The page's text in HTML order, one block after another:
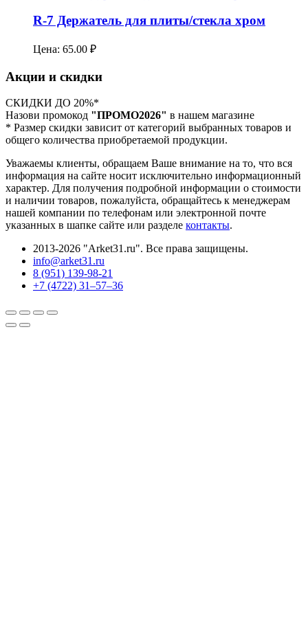
R-7 Держатель для плиты/стекла хром
Цена: 65.00 ₽
Акции и скидки
СКИДКИ ДО 20%*
Назови промокод "ПРОМО2026" в нашем магазине
* Размер скидки зависит от категорий выбранных товаров и
общего количества приобретаемой продукции.
Уважаемы клиенты, обращаем Ваше внимание на то, что вся
информация на сайте носит исключительно информационный
характер. Для получения подробной информации о стоимости
и наличии товаров, пожалуйста, обращайтесь к менеджерам
нашей компании по телефонам или электронной почте
указанных в шапке сайте или разделе контакты.
2013-2026 "Arket31.ru". Все права защищены.
info@arket31.ru
8 (951) 139-98-21
+7 (4722) 31‒57‒36